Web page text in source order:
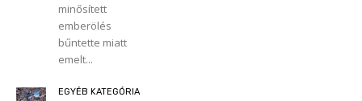
minősített
emberölés
bűntette miatt
emelt...
EGYÉB KATEGÓRIA